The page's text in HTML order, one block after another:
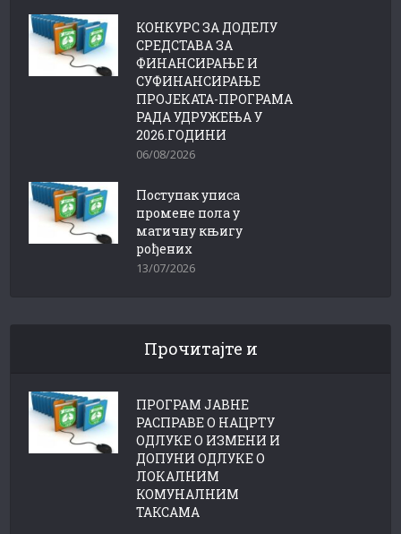
КОНКУРС ЗА ДОДЕЛУ
СРЕДСТАВА ЗА
ФИНАНСИРАЊЕ И
СУФИНАНСИРАЊЕ
ПРОЈЕКАТА-ПРОГРАМА
РАДА УДРУЖЕЊА У
2026.ГОДИНИ
06/08/2026
Поступак уписа
промене пола у
матичну књигу
рођених
13/07/2026
Прочитајте и
ПРОГРАМ ЈАВНЕ
РАСПРАВЕ О НАЦРТУ
ОДЛУКЕ О ИЗМЕНИ И
ДОПУНИ ОДЛУКЕ О
ЛОКАЛНИМ
КОМУНАЛНИМ
ТАКСАМА